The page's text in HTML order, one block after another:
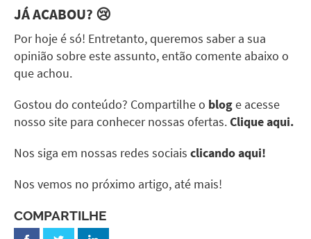
JÁ ACABOU? 😢
Por hoje é só! Entretanto, queremos saber a sua
opinião sobre este assunto, então comente abaixo o
que achou.
Gostou do conteúdo? Compartilhe o bloge acesse
nosso site para conhecer nossas ofertas.Clique aqui.
Nos siga em nossas redes sociais clicando aqui!
Nos vemos no próximo artigo, até mais!
COMPARTILHE